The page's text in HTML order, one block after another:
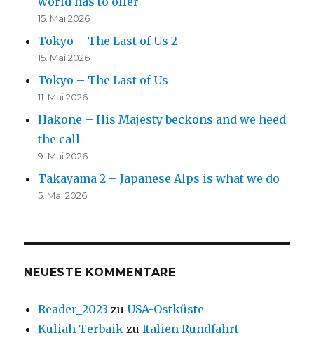
15. Mai 2026
Tokyo – The Last of Us 2
15. Mai 2026
Tokyo – The Last of Us
11. Mai 2026
Hakone – His Majesty beckons and we heed
the call
9. Mai 2026
Takayama 2 – Japanese Alps is what we do
5. Mai 2026
NEUESTE KOMMENTARE
Reader_2023 zuUSA-Ostküste
Kuliah Terbaik zuItalien Rundfahrt